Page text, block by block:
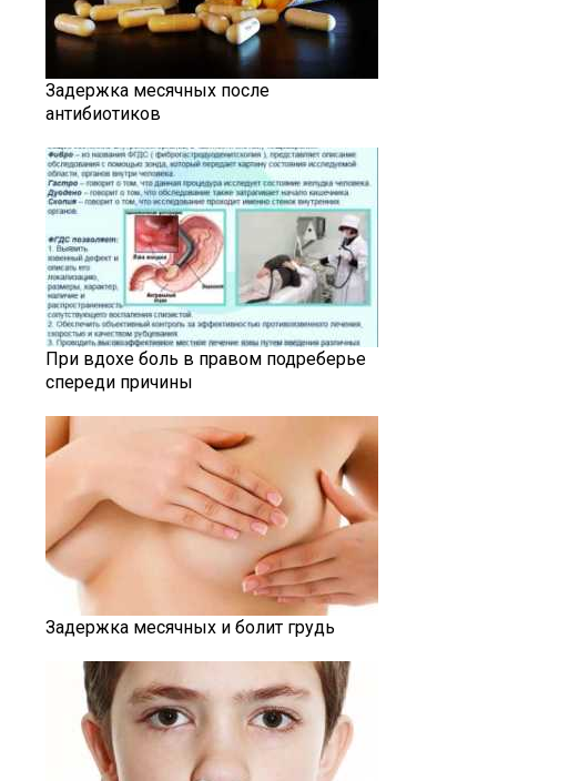
Задержка месячных после
антибиотиков
При вдохе боль в правом подреберье
спереди причины
Задержка месячных и болит грудь